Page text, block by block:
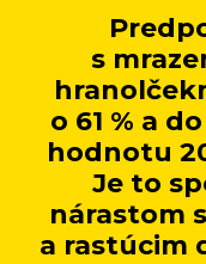
s
o 61 % a
hodnotu
Je to
nárastom
a rastúcim